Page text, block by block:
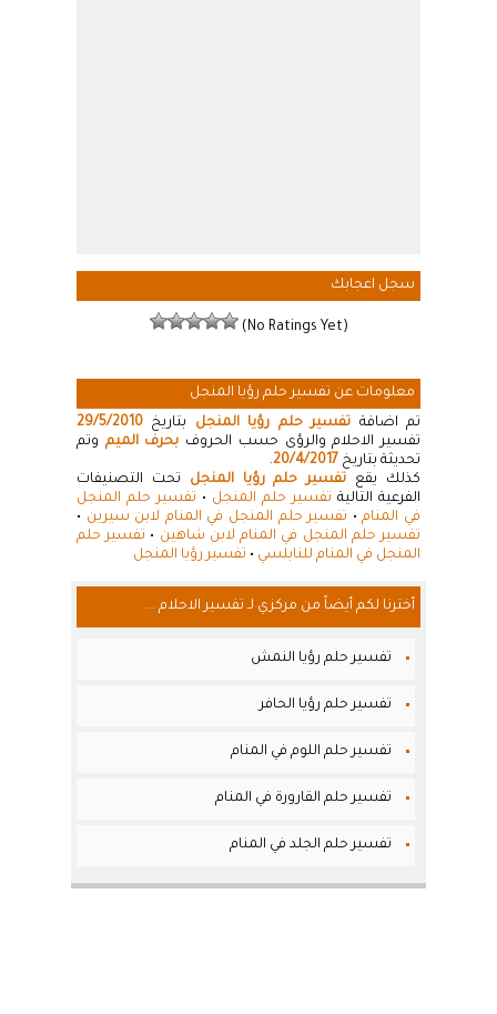
سجل اعجابك
(No Ratings Yet)
معلومات عن تفسير حلم رؤيا المنجل
تم اضافة تفسير حلم رؤيا المنجل بتاريخ 29/5/2010
تفسير الاحلام والرؤى حسب الحروف بحرف الميم وتم
تحديثة بتاريخ 20/4/2017
.
كذلك يقع تفسير حلم رؤيا المنجل تحت التصنيفات
الفرعية التالية تفسير حلم المنجل • تفسير حلم المنجل
في المنام• تفسير حلم المنجل في المنام لابن سيرين •
تفسير حلم المنجل في المنام لابن شاهين • تفسير حلم
المنجل في المنام للنابلسي • تفسير رؤيا المنجل
أخترنا لكم أيضاً من مركزي لـ تفسير الاحلام ...
تفسير حلم رؤيا النمش
تفسير حلم رؤيا الحافر
تفسير حلم اللوم في المنام
تفسير حلم القارورة في المنام
تفسير حلم الجلد في المنام